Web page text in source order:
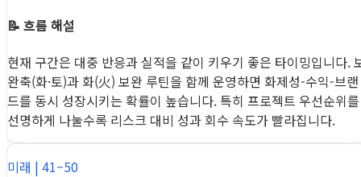
📝 흐름 해설
현재 구간은 대중 반응과 실적을 같이 키우기 좋은 타이밍입니다.
완축(화·토)과 화(火) 보완 루틴을 함께 운영하면 화제성-수익-브랜
드를 동시 성장시키는 확률이 높습니다. 특히 프로젝트 우선순위를
선명하게 나눌수록 리스크 대비 성과 회수 속도가 빨라집니다.
미래 | 41–50